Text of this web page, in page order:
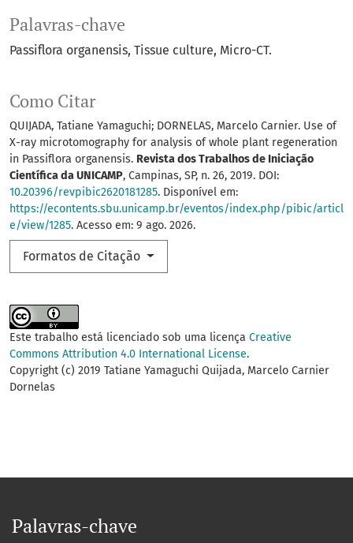
Palavras-chave
Passiflora organensis Tissue culture Micro-CT.
Como Citar
QUIJADA, Tatiane Yamaguchi; DORNELAS, Marcelo Carnier. Use of
X-ray microtomography for analysis of whole plant regeneration
in Passiflora organensis. Revista dos Trabalhos de Iniciação
Científica da UNICAMP, Campinas, SP, n. 26, 2019. DOI:
10.20396/revpibic2620181285. Disponível em:
https://econtents.sbu.unicamp.br/eventos/index.php/pibic/articl
e/view/1285. Acesso em: 9 ago. 2026.
Formatos de Citação
Este trabalho está licenciado sob uma licença Creative
Commons Attribution 4.0 International License.
Copyright (c) 2019 Tatiane Yamaguchi Quijada, Marcelo Carnier
Dornelas
Palavras-chave